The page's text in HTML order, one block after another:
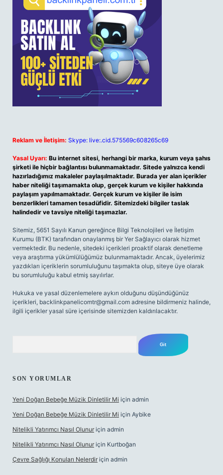
Reklam ve İletişim: Skype: live:.cid.575569c608265c69
Yasal Uyarı: Bu internet sitesi, herhangi bir marka, kurum veya şahıs
şirketi ile hiçbir bağlantısı bulunmamaktadır. Sitede yalnızca kendi
hazırladığımız makaleler paylaşılmaktadır. Burada yer alan içerikler
haber niteliği taşımamakta olup, gerçek kurum ve kişiler hakkında
paylaşım yapılmamaktadır. Gerçek kurum ve kişiler ile isim
benzerlikleri tamamen tesadüfidir. Sitemizdeki bilgiler taslak
halindedir ve tavsiye niteliği taşımazlar.
Sitemiz, 5651 Sayılı Kanun gereğince Bilgi Teknolojileri ve İletişim
Kurumu (BTK) tarafından onaylanmış bir Yer Sağlayıcı olarak hizmet
vermektedir. Bu nedenle, sitedeki içerikleri proaktif olarak denetleme
veya araştırma yükümlülüğümüz bulunmamaktadır. Ancak, üyelerimiz
yazdıkları içeriklerin sorumluluğunu taşımakta olup, siteye üye olarak
bu sorumluluğu kabul etmiş sayılırlar.
Hukuka ve yasal düzenlemelere aykırı olduğunu düşündüğünüz
içerikleri, backlinkpanelicomtr@gmail.com adresine bildirmeniz halinde,
ilgili içerikler yasal süre içerisinde sitemizden kaldırılacaktır.
SON YORUMLAR
Yeni Doğan Bebeğe Müzik Dinletilir Mi için admin
Yeni Doğan Bebeğe Müzik Dinletilir Mi için Aybike
Nitelikli Yatırımcı Nasıl Olunur için admin
Nitelikli Yatırımcı Nasıl Olunur için Kurtboğan
Çevre Sağlığı Konuları Nelerdir için admin